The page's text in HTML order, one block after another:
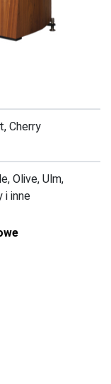
Cherry
Olive, Ulm,
i inne